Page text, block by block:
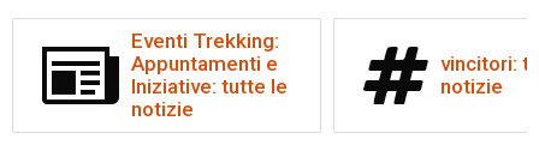
Eventi Trekking:
Appuntamenti e
Iniziative: tutte le
notizie
vincitori:
notizie